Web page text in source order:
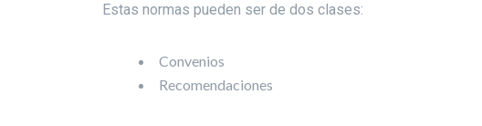
Estas normas pueden ser de dos clases:
Convenios
Recomendaciones